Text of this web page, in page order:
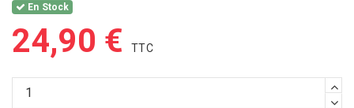
En Stock
24,90 €